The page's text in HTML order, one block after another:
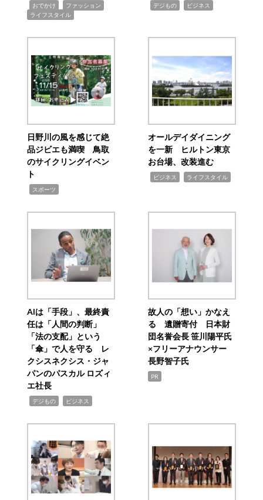
おでかけ ファッション
ライフスタイル
デジもの ビジネス
日野川の風を感じて絶
品ジビエも満喫 鳥取
のサイクリングイベン
ト
スポーツ
オールデイダイニング
を一新 ヒルトン東京
お台場、改装進む
ビジネス ライフスタイル
AIは「手段」、最終責
任は「人間の判断」
「法の支配」という
「傘」で人を守る レ
クシスネクシス・ジャ
パンのパスカル ロズィ
エ社長
デジもの ビジネス
故人の「想い」かなえ
る 遺贈寄付 日本財
団名誉会長 笹川陽平氏
×フリーアナウンサー
長野智子氏
PR